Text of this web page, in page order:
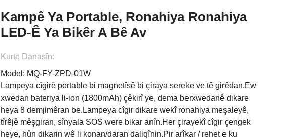
Kampê Ya Portable, Ronahiya Ronahiya
LED-Ê Ya Bikêr A Bê Av
Kurte Danasîn:
Model: MQ-FY-ZPD-01W
Lampeya cîgirê portable bi magnetîsê bi çiraya sereke ve tê girêdan.Ew
xwedan bateriya li-ion (1800mAh) çêkirî ye, dema berxwedanê dikare
heya 8 demjimêran be.Lampeya cîgir dikare wekî ronahiya meşaleyê,
tîrêjê mêşgiran, sînyala SOS were bikar anîn.Her çirayekî cîgir çengek
heye, hûn dikarin wê li konan/daran daliqînin.Pir arîkar / rehet e ku